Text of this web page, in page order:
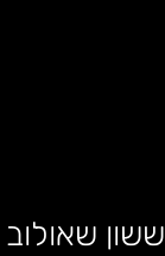
ששון שאולוב